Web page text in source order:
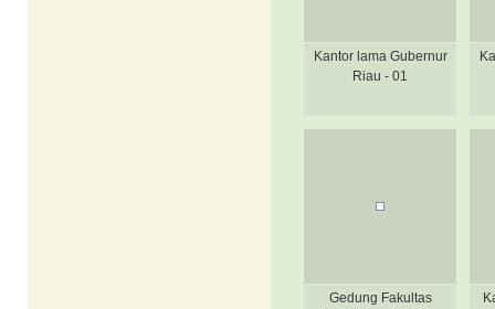
Kantor lama Gubernur
Riau - 01
Gedung Fakultas